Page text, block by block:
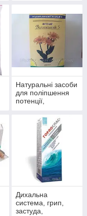
Натуральні засоби
для поліпшення
потенції,
чоловічого
здоров'я
Дихальна
система, грип,
застуда,